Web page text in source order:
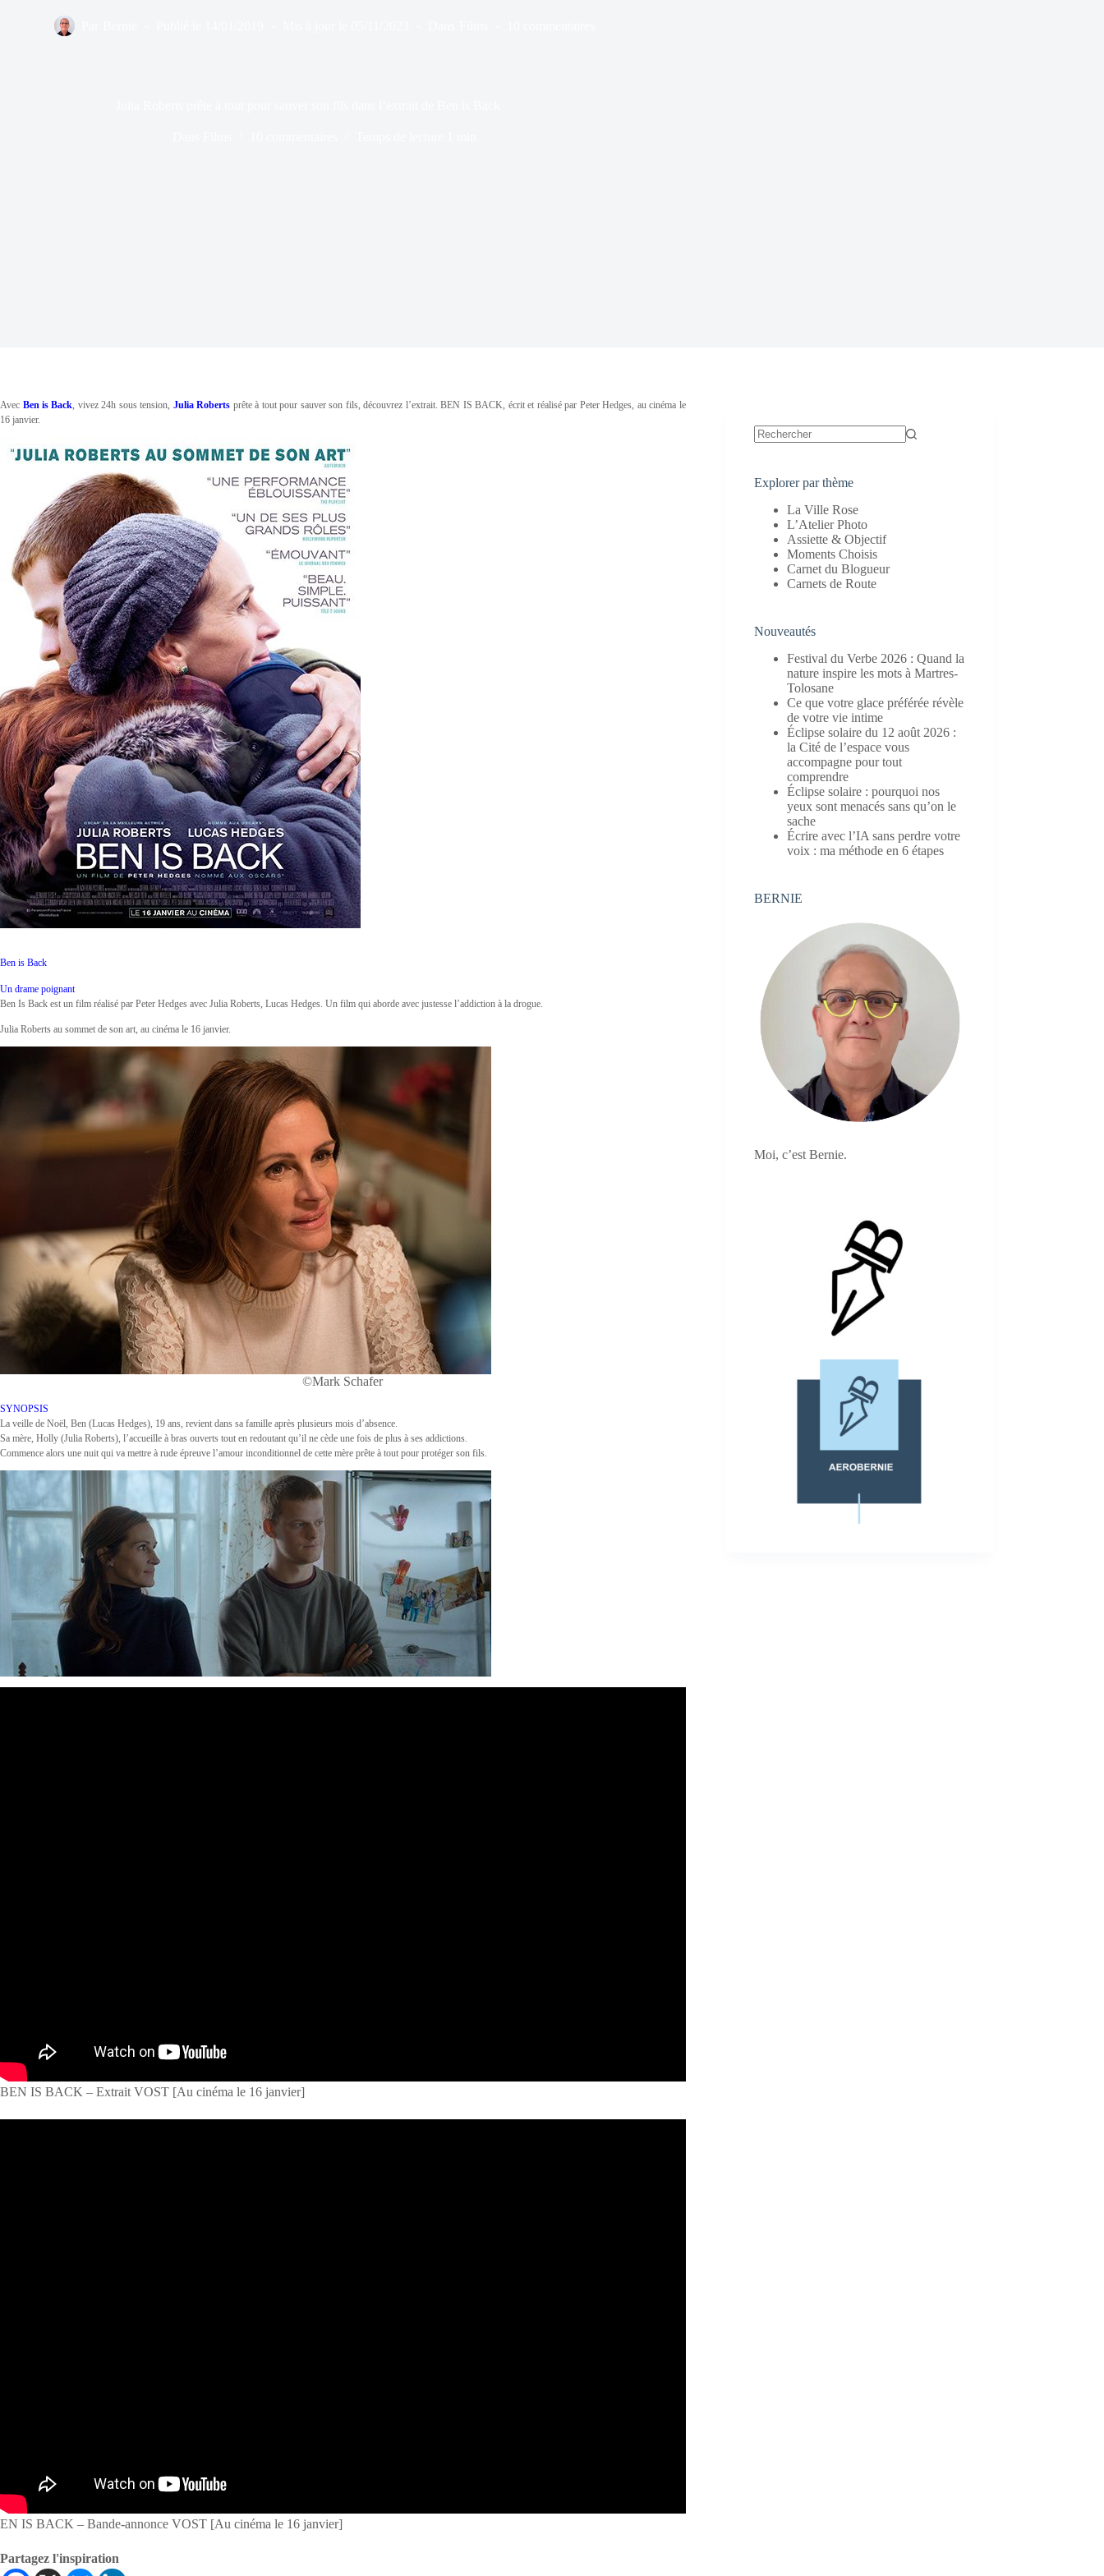
Avec Ben is Back, vivez 24h sous tension, Julia Roberts prête à tout pour sauver son fils, découvrez l’extrait. BEN IS BACK, écrit et réalisé par Peter Hedges, au cinéma le
16 janvier.
Ben is Back
Un drame poignant
Ben Is Back est un film réalisé par Peter Hedges avec Julia Roberts, Lucas Hedges. Un film qui aborde avec justesse l’addiction à la drogue.
Julia Roberts au sommet de son art, au cinéma le 16 janvier.
©Mark Schafer
SYNOPSIS
La veille de Noël, Ben (Lucas Hedges), 19 ans, revient dans sa famille après plusieurs mois d’absence.
Sa mère, Holly (Julia Roberts), l’accueille à bras ouverts tout en redoutant qu’il ne cède une fois de plus à ses addictions.
Commence alors une nuit qui va mettre à rude épreuve l’amour inconditionnel de cette mère prête à tout pour protéger son fils.
BEN IS BACK – Extrait VOST [Au cinéma le 16 janvier]
EN IS BACK – Bande-annonce VOST [Au cinéma le 16 janvier]
Partagez l'inspiration
Explorer par thème
La Ville Rose
L’Atelier Photo
Assiette & Objectif
Moments Choisis
Carnet du Blogueur
Carnets de Route
Nouveautés
Festival du Verbe 2026 : Quand la
nature inspire les mots à Martres-
Tolosane
Ce que votre glace préférée révèle
de votre vie intime
Éclipse solaire du 12 août 2026 :
la Cité de l’espace vous
accompagne pour tout
comprendre
Éclipse solaire : pourquoi nos
yeux sont menacés sans qu’on le
sache
Écrire avec l’IA sans perdre votre
voix : ma méthode en 6 étapes
BERNIE
Moi, c’est Bernie.